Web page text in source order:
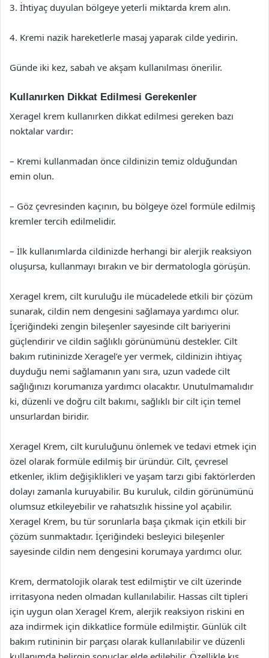
3. İhtiyaç duyulan bölgeye yeterli miktarda krem alın.
4. Kremi nazik hareketlerle masaj yaparak cilde yedirin.
Günde iki kez, sabah ve akşam kullanılması önerilir.
Kullanırken Dikkat Edilmesi Gerekenler
Xeragel krem kullanırken dikkat edilmesi gereken bazı
noktalar vardır:
– Kremi kullanmadan önce cildinizin temiz olduğundan
emin olun.
– Göz çevresinden kaçının, bu bölgeye özel formüle edilmiş
kremler tercih edilmelidir.
– İlk kullanımlarda cildinizde herhangi bir alerjik reaksiyon
oluşursa, kullanmayı bırakın ve bir dermatologla görüşün.
Xeragel krem, cilt kuruluğu ile mücadelede etkili bir çözüm
sunarak, cildin nem dengesini sağlamaya yardımcı olur.
İçeriğindeki zengin bileşenler sayesinde cilt bariyerini
güçlendirir ve cildin sağlıklı görünümünü destekler. Cilt
bakım rutininizde Xeragel’e yer vermek, cildinizin ihtiyaç
duyduğu nemi sağlamanın yanı sıra, uzun vadede cilt
sağlığınızı korumanıza yardımcı olacaktır. Unutulmamalıdır
ki, düzenli ve doğru cilt bakımı, sağlıklı bir cilt için temel
unsurlardan biridir.
Xeragel Krem, cilt kuruluğunu önlemek ve tedavi etmek için
özel olarak formüle edilmiş bir üründür. Cilt, çevresel
etkenler, iklim değişiklikleri ve yaşam tarzı gibi faktörlerden
dolayı zamanla kuruyabilir. Bu kuruluk, cildin görünümünü
olumsuz etkileyebilir ve rahatsızlık hissine yol açabilir.
Xeragel Krem, bu tür sorunlarla başa çıkmak için etkili bir
çözüm sunmaktadır. İçeriğindeki besleyici bileşenler
sayesinde cildin nem dengesini korumaya yardımcı olur.
Krem, dermatolojik olarak test edilmiştir ve cilt üzerinde
irritasyona neden olmadan kullanılabilir. Hassas cilt tipleri
için uygun olan Xeragel Krem, alerjik reaksiyon riskini en
aza indirmek için dikkatlice formüle edilmiştir. Günlük cilt
bakım rutininin bir parçası olarak kullanılabilir ve düzenli